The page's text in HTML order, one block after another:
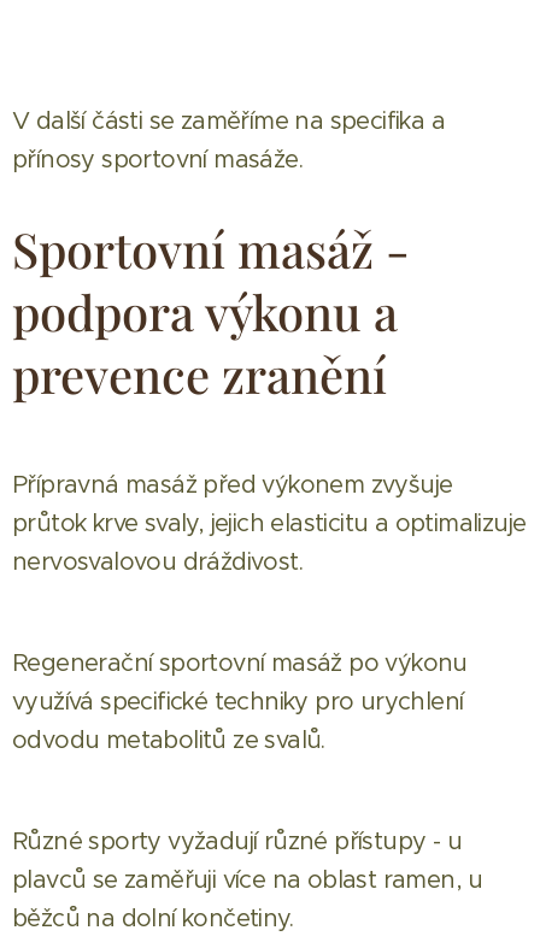
V další části se zaměříme na specifika a
přínosy sportovní masáže.
Sportovní masáž -
podpora výkonu a
prevence zranění
Přípravná masáž před výkonem zvyšuje
průtok krve svaly, jejich elasticitu a optimalizuje
nervosvalovou dráždivost.
Regenerační sportovní masáž po výkonu
využívá specifické techniky pro urychlení
odvodu metabolitů ze svalů.
Různé sporty vyžadují různé přístupy - u
plavců se zaměřuji více na oblast ramen, u
běžců na dolní končetiny.